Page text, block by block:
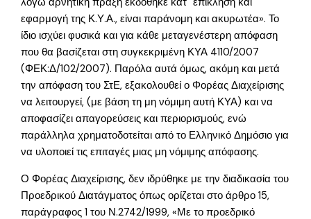
εφαρμογή της Κ.Υ.Α., είναι παράνομη και ακυρωτέα». Το
ίδιο ισχύει φυσικά και για κάθε μεταγενέστερη απόφαση
που θα βασίζεται στη συγκεκριμένη ΚΥΑ 4110/2007
(ΦΕΚ:Δ/102/2007). Παρόλα αυτά όμως, ακόμη και μετά
την απόφαση του ΣτΕ, εξακολουθεί ο Φορέας Διαχείρισης
να λειτουργεί, (με βάση τη μη νόμιμη αυτή ΚΥΑ) και να
αποφασίζει απαγορεύσεις και περιορισμούς, ενώ
παράλληλα χρηματοδοτείται από το Ελληνικό Δημόσιο για
να υλοποιεί τις επιταγές μιας μη νόμιμης απόφασης.
Ο Φορέας Διαχείρισης, δεν ιδρύθηκε με την διαδικασία του
Προεδρικού Διατάγματος όπως ορίζεται στο άρθρο 15,
παράγραφος 1 του Ν.2742/1999, «Με το προεδρικό